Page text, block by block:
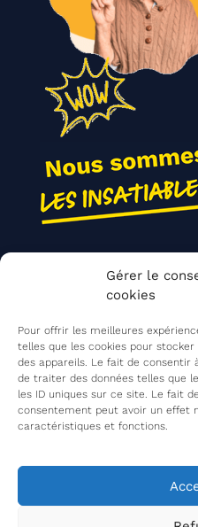
Gérer le
cookies
Pour offrir les meilleures
telles que les cookies pour
des appareils. Le fait de consentir
de traiter des données telles que
les ID uniques sur ce site. Le fait
consentement peut avoir un effet
caractéristiques et fonctions.
Agir ensemble
Mentions légales
Politique de
Les Insatiables, une